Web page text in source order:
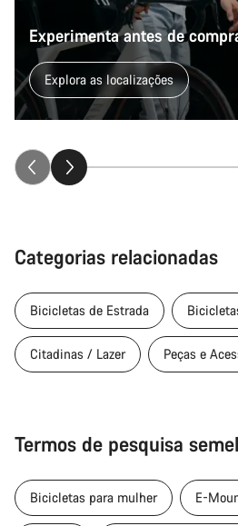
Experimenta antes de
Explora as localizações
Categorias relacionadas
Bicicletas de Estrada
Citadinas / Lazer Peças e
Termos de pesquisa
Bicicletas para mulher E-